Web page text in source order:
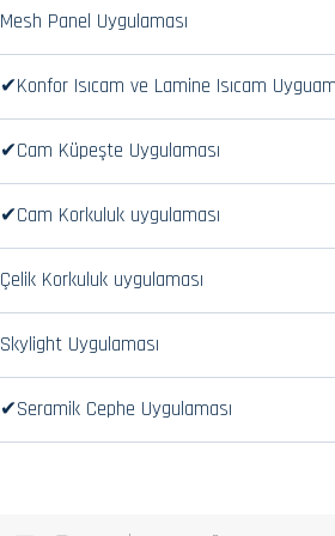
Mesh Panel Uygulaması
✔Konfor Isıcam ve Lamine Isıcam
✔Cam Küpeşte Uygulaması
✔Cam Korkuluk uygulaması
Çelik Korkuluk uygulaması
Skylight Uygulaması
✔Seramik Cephe Uygulaması